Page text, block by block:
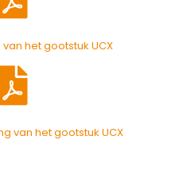
het gootstuk UCX
van het gootstuk UCX